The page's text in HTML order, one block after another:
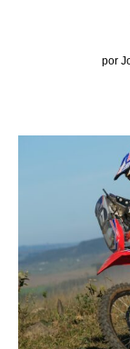
por